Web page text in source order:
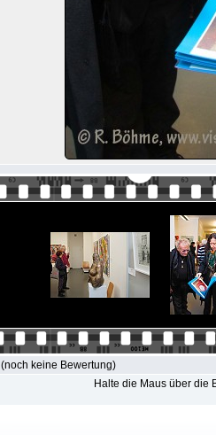
(noch keine Bewertung)
Halte die Maus über die